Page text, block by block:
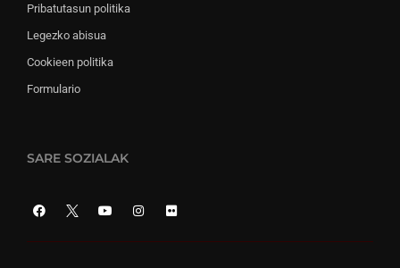
Pribatutasun politika
Legezko abisua
Cookieen politika
Formulario
SARE SOZIALAK